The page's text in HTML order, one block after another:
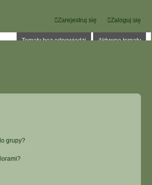
Zaloguj się
Zarejestruj się
Tematy bez odpowiedzi Aktywne tematy
grupy?